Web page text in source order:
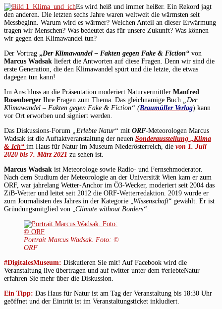
Es wird heiß und immer heißer. Ein Rekord jagt
den anderen. Die letzten sechs Jahre waren weltweit die wärmsten seit
Messbeginn. Warum wird es wärmer? Welchen Anteil an dieser Erwärmung
tragen wir Menschen? Was bedeutet das für unsere Zukunft? Was können
wir gegen den Klimawandel tun?
Der Vortrag „Der Klimawandel – Fakten gegen Fake & Fiction“ von
Marcus Wadsak liefert die Antworten auf diese Fragen. Denn wir sind die
erste Generation, die den Klimawandel spürt und die letzte, die etwas
dagegen tun kann!
Im Anschluss an die Präsentation moderiert Naturvermittler Manfred
Rosenberger Ihre Fragen zum Thema. Das gleichnamige Buch
„Der
Klimawandel – Fakten gegen Fake & Fiction“ (Braumüller Verlag) kann
vor Ort erworben und signiert werden.
Das Diskussions-Forum
„Erlebte Natur“ mit ORF-Meteorologen Marcus
Wadsak ist die Auftaktveranstaltung der neuen Sonderausstellung „Klima
& Ich“ im Haus für Natur im Museum Niederösterreich, die von 1. Juli
2020 bis 7. März 2021 zu sehen ist.
Marcus Wadsak ist Meteorologe sowie Radio- und Fernsehmoderator.
Nach dem Studium der Meteorologie an der Universität Wien kam er zum
ORF, war jahrelang Wetter-Anchor im Ö3-Wecker, moderiert seit 2004 das
ZiB-Wetter und leitet seit 2012 die ORF-Wetterredaktion. 2019 wurde er
zum Journalisten des Jahres in der Kategorie „ Wissenschaft“ gewählt. Er ist
Gründungsmitglied von „ Climate without Borders“
Portrait Marcus Wadsak. Foto: ©
ORF
#DigitalesMuseum: Diskutieren Sie mit! Auf Facebook wird die
Veranstaltung live übertragen und auf twitter unter dem #erlebteNatur
erfahren Sie mehr über die Diskussion.
Ein Tipp: Das Haus für Natur ist am Tag der Veranstaltung bis 18:30 Uhr
geöffnet und der Eintritt ist im Veranstaltungsticket inkludiert.